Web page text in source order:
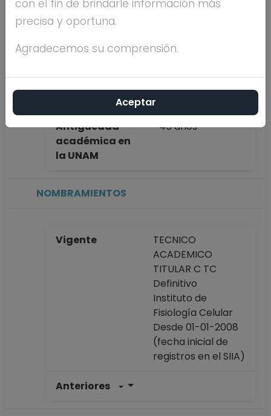
Máximo nivel de
LICENCIATURA
Antigüedad
académica en
la UNAM
45 años
NOMBRAMIENTOS
Vigente
TECNICO
ACADEMICO
TITULAR C TC
Definitivo
Instituto de
Fisiología Celular
Desde 01-01-2008
(fecha inicial de
registros en el SIIA)
Anteriores
con el fin de brindarle información más
precisa y oportuna.
Agradecemos su comprensión.
Aceptar